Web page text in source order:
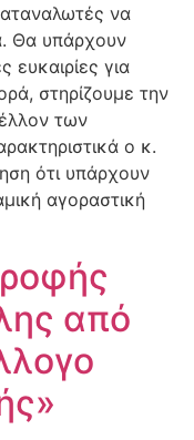
να
Θα υπάρχουν
ευκαιρίες για
στηρίζουμε την
των
ο κ.
ότι υπάρχουν
αγοραστική
από